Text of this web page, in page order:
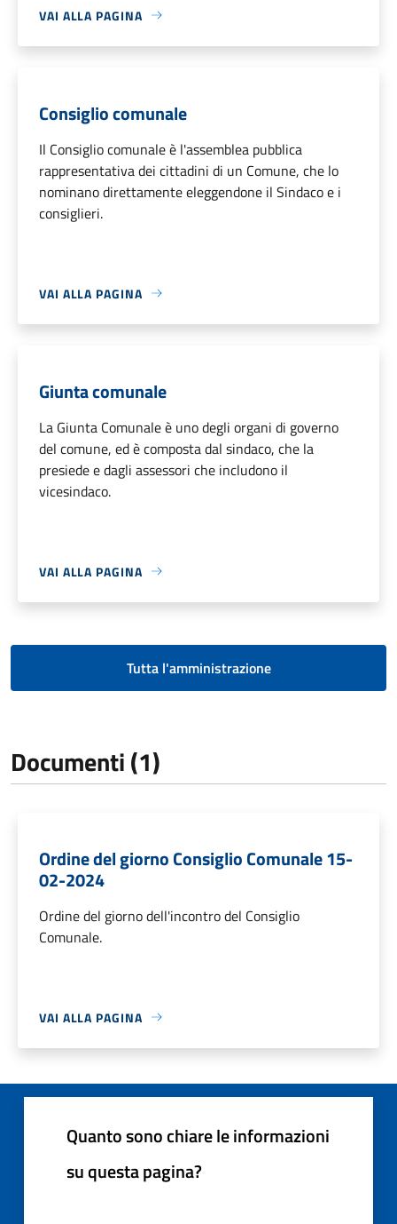
VAI ALLA PAGINA
Consiglio comunale
Il Consiglio comunale è l'assemblea pubblica
rappresentativa dei cittadini di un Comune, che lo
nominano direttamente eleggendone il Sindaco e i
consiglieri.
VAI ALLA PAGINA
Giunta comunale
La Giunta Comunale è uno degli organi di governo
del comune, ed è composta dal sindaco, che la
presiede e dagli assessori che includono il
vicesindaco.
VAI ALLA PAGINA
Tutta l'amministrazione
Documenti (1)
Ordine del giorno Consiglio Comunale 15-
02-2024
Ordine del giorno dell'incontro del Consiglio
Comunale.
VAI ALLA PAGINA
Quanto sono chiare le informazioni
su questa pagina?